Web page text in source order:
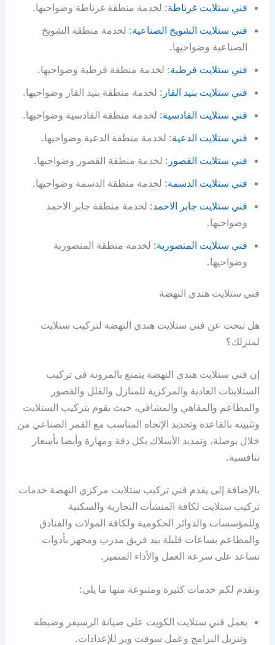
فني ستلايت غرناطة: لخدمة منطقة غرناطة وضواحيها.
فني ستلايت الشويخ الصناعية: لخدمة منطقة الشويخ
الصناعية وضواحيها.
فني ستلايت قرطبة: لخدمة منطقة قرطبة وضواحيها.
فني ستلايت بنيد القار : لخدمة منطقة بنيد القار وضواحيها.
فني ستلايت القادسية: لخدمة منطقة القادسية وضواحيها.
فني ستلايت الدعية: لخدمة منطقة الدعية وضواحيها.
فني ستلايت القصور : لخدمة منطقة القصور وضواحيها.
فني ستلايت الدسمة: لخدمة منطقة الدسمة وضواحيها.
فني ستلايت جابر الاحمد: لخدمة منطقة جابر الاحمد
وضواحيها.
فني ستلايت المنصورية: لخدمة منطقة المنصورية
وضواحيها.
فني ستلايت هندي النهضة
هل تبحث عن فني ستلايت هندي النهضة لتركيب ستلايت
لمنزلك؟
إن فني ستلايت هندي النهضة يتمتع بالمرونة في تركيب
الستلايتات العادية والمركزية للمنازل والفلل والقصور
والمطاعم والمقاهي والمشافي، حيث يقوم بتركيب الستلايت
وتثبيته بالقاعدة وتحديد الإتجاه المناسب مع القمر الصناعي من
خلال بوصلة، وتمديد الأسلاك بكل دقة ومهارة وأيضا بأسعار
تنافسية.
بالإضافة إلى يقدم فني تركيب ستلايت مركزي النهضة خدمات
تركيب ستلايت لكافة المنشآت التجارية والسكنية
وللمؤسسات والدوائر الحكومية ولكافة المولات والفنادق
والمطاعم بساعات قليلة بيد فريق مدرب ومجهز بأدوات
تساعد على سرعة العمل والأداء المتميز.
ونقدم لكم خدمات كثيرة ومتنوعة منها ما يلي:
يعمل فني ستلايت الكويت على صيانة الرسيفر وضبطه
وتنزيل البرامج وعمل سوفت وير للإعدادات.